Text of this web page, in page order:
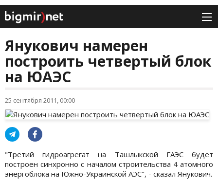
Янукович намерен
построить четвертый блок
на ЮАЭС
25 сентября 2011, 00:00
"Третий гидроагрегат на Ташлыкской ГАЭС будет
построен синхронно с началом строительства 4 атомного
энергоблока на Южно-Украинской АЭС", - сказал Янукович.